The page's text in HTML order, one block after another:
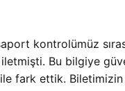
kontrolümüz
Bu bilgiye
ile fark ettik.